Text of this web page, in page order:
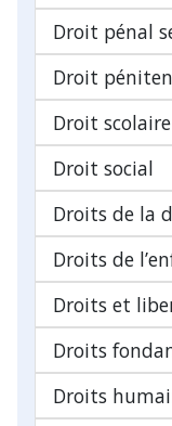
Droit pénal
Droit
Droit scolaire
Droit social
Droits de la
Droits de
Droits et
Droits
Droits